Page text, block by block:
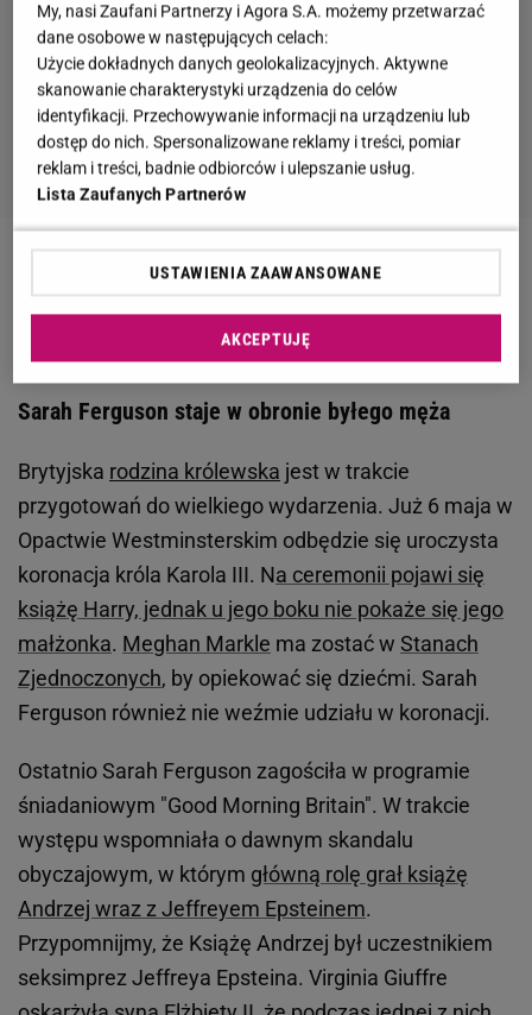
Zobacz wideoKsiężna Kate i książę William w
Sarah Ferguson staje w obronie byłego męża
Brytyjska rodzina królewska jest w trakcie
przygotowań do wielkiego wydarzenia. Już 6 maja w
Opactwie Westminsterskim odbędzie się uroczysta
koronacja króla Karola III. Na ceremonii pojawi się
książę Harry, jednak u jego boku nie pokaże się jego
małżonka. Meghan Markle ma zostać w Stanach
Zjednoczonych, by opiekować się dziećmi. Sarah
Ferguson również nie weźmie udziału w koronacji.
Ostatnio Sarah Ferguson zagościła w programie
śniadaniowym "Good Morning Britain". W trakcie
występu wspomniała o dawnym skandalu
obyczajowym, w którym główną rolę grał książę
Andrzej wraz z Jeffreyem Epsteinem.
Przypomnijmy, że Książę Andrzej był uczestnikiem
seksimprez Jeffreya Epsteina. Virginia Giuffre
My, nasi Zaufani Partnerzy i Agora S.A. możemy przetwarzać
dane osobowe w następujących celach:
Użycie dokładnych danych geolokalizacyjnych. Aktywne
skanowanie charakterystyki urządzenia do celów
identyfikacji. Przechowywanie informacji na urządzeniu lub
dostęp do nich. Spersonalizowane reklamy i treści, pomiar
reklam i treści, badnie odbiorców i ulepszanie usług.
Lista Zaufanych Partnerów
USTAWIENIA ZAAWANSOWANE
AKCEPTUJĘ